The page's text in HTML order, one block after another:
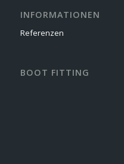
INFORMATIONEN
Referenzen
BOOT FITTING